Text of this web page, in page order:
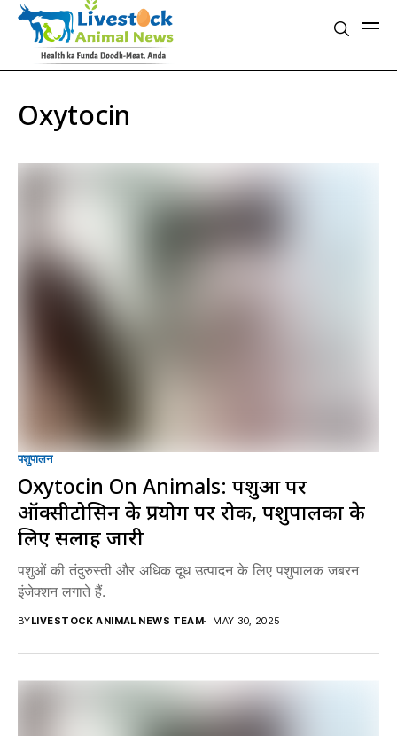
Oxytocin
पशुपालन
Oxytocin On Animals: पशुओं पर
ऑक्सीटोसिन के प्रयोग पर रोक, पशुपालकों के
लिए सलाह जारी
पशुओं की तंदुरुस्ती और अधिक दूध उत्पादन के लिए पशुपालक जबरन
इंजेक्शन लगाते हैं.
BYLIVESTOCK ANIMAL NEWS TEAM MAY 30, 2025